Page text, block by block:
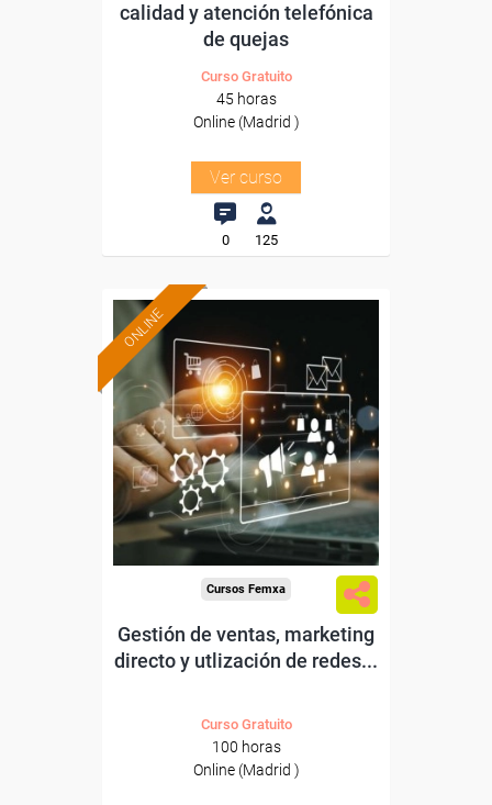
calidad y atención telefónica
de quejas
Curso Gratuito
45 horas
Online (Madrid )
Ver curso
0 125
ONLINE
Formación 100%
subvencionada.
Para trabajadores y
autónomos de Madrid.
Para todos los sectores.
Cursos Femxa
Gestión de ventas, marketing
directo y utlización de redes...
Curso Gratuito
100 horas
Online (Madrid )